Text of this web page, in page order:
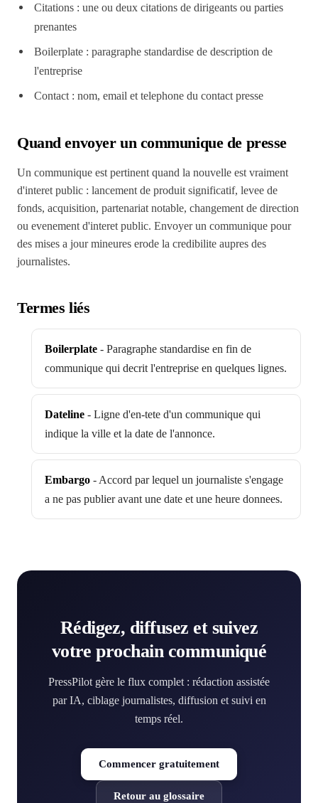
Citations : une ou deux citations de dirigeants ou parties
prenantes
Boilerplate : paragraphe standardise de description de
l'entreprise
Contact : nom, email et telephone du contact presse
Quand envoyer un communique de presse
Un communique est pertinent quand la nouvelle est vraiment
d'interet public : lancement de produit significatif, levee de
fonds, acquisition, partenariat notable, changement de direction
ou evenement d'interet public. Envoyer un communique pour
des mises a jour mineures erode la credibilite aupres des
journalistes.
Termes liés
Boilerplate - Paragraphe standardise en fin de
communique qui decrit l'entreprise en quelques lignes.
Dateline - Ligne d'en-tete d'un communique qui
indique la ville et la date de l'annonce.
Embargo -Accord par lequel un journaliste s'engage
a ne pas publier avant une date et une heure donnees.
Rédigez, diffusez et suivez
votre prochain communiqué
PressPilot gère le flux complet : rédaction assistée
par IA, ciblage journalistes, diffusion et suivi en
temps réel.
Commencer gratuitement
Retour au glossaire